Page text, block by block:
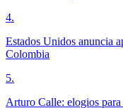
4.
Estados Unidos anuncia
Colombia
5.
Arturo Calle: elogios